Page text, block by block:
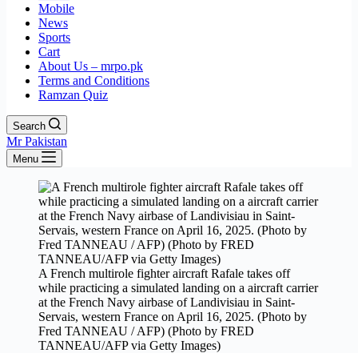
Mobile
News
Sports
Cart
About Us – mrpo.pk
Terms and Conditions
Ramzan Quiz
Search
Mr Pakistan
Menu
A French multirole fighter aircraft Rafale takes off
while practicing a simulated landing on a aircraft carrier
at the French Navy airbase of Landivisiau in Saint-
Servais, western France on April 16, 2025. (Photo by
Fred TANNEAU / AFP) (Photo by FRED
TANNEAU/AFP via Getty Images)